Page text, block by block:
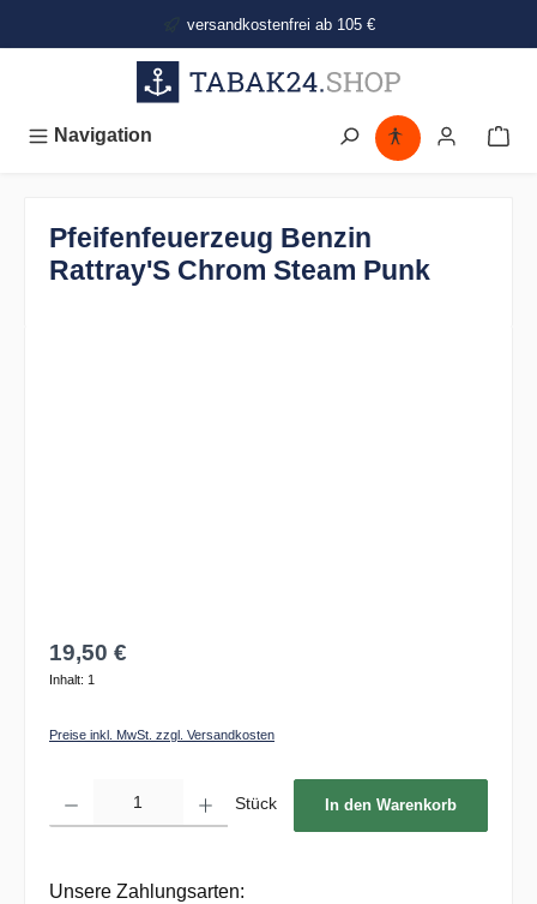
versandkostenfrei ab 105 €
Navigation
Pfeifenfeuerzeug Benzin
Rattray'S Chrom Steam Punk
19,50 €
Inhalt: 1
Preise inkl. MwSt. zzgl. Versandkosten
Stück In den Warenkorb
Unsere Zahlungsarten: